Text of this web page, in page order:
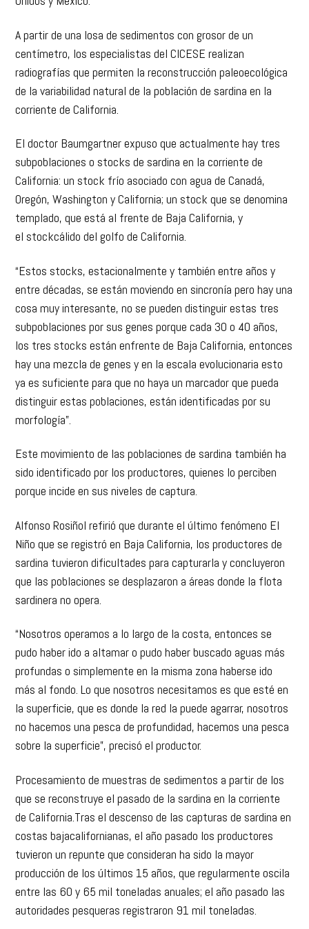
A partir de una losa de sedimentos con grosor de un
centímetro, los especialistas del CICESE realizan
radiografías que permiten la reconstrucción paleoecológica
de la variabilidad natural de la población de sardina en la
corriente de California.
El doctor Baumgartner expuso que actualmente hay tres
subpoblaciones o stocks de sardina en la corriente de
California: un stock frío asociado con agua de Canadá,
Oregón, Washington y California; un stock que se denomina
templado, que está al frente de Baja California, y
el stockcálido del golfo de California.
“Estos stocks, estacionalmente y también entre años y
entre décadas, se están moviendo en sincronía pero hay una
cosa muy interesante, no se pueden distinguir estas tres
subpoblaciones por sus genes porque cada 30 o 40 años,
los tres stocks están enfrente de Baja California, entonces
hay una mezcla de genes y en la escala evolucionaria esto
ya es suficiente para que no haya un marcador que pueda
distinguir estas poblaciones, están identificadas por su
morfología”.
Este movimiento de las poblaciones de sardina también ha
sido identificado por los productores, quienes lo perciben
porque incide en sus niveles de captura.
Alfonso Rosiñol refirió que durante el último fenómeno El
Niño que se registró en Baja California, los productores de
sardina tuvieron dificultades para capturarla y concluyeron
que las poblaciones se desplazaron a áreas donde la flota
sardinera no opera.
“Nosotros operamos a lo largo de la costa, entonces se
pudo haber ido a altamar o pudo haber buscado aguas más
profundas o simplemente en la misma zona haberse ido
más al fondo. Lo que nosotros necesitamos es que esté en
la superficie, que es donde la red la puede agarrar, nosotros
no hacemos una pesca de profundidad, hacemos una pesca
sobre la superficie”, precisó el productor.
Procesamiento de muestras de sedimentos a partir de los
que se reconstruye el pasado de la sardina en la corriente
de California.Tras el descenso de las capturas de sardina en
costas bajacalifornianas, el año pasado los productores
tuvieron un repunte que consideran ha sido la mayor
producción de los últimos 15 años, que regularmente oscila
entre las 60 y 65 mil toneladas anuales; el año pasado las
autoridades pesqueras registraron 91 mil toneladas.